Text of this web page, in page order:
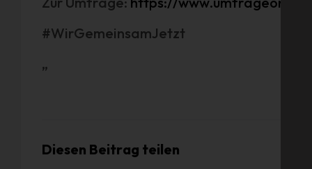
#WirGemeinsamJetzt
„
Diesen Beitrag teilen